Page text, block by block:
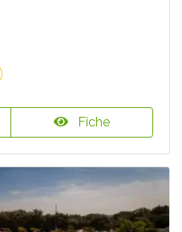
Fiche